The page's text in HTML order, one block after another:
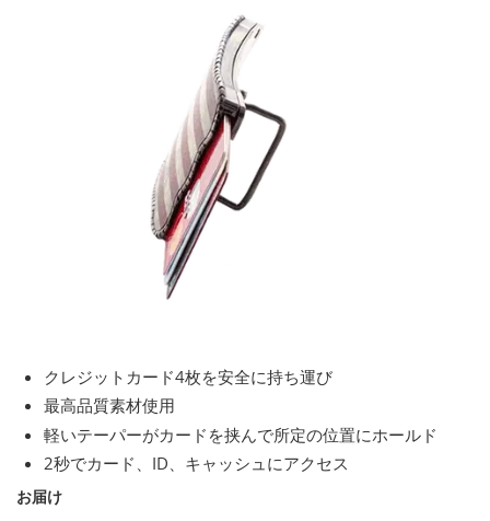
クレジットカード4枚を安全に持ち運び
最高品質素材使用
軽いテーパーがカードを挟んで所定の位置にホールド
2秒でカード、ID、キャッシュにアクセス
お届け